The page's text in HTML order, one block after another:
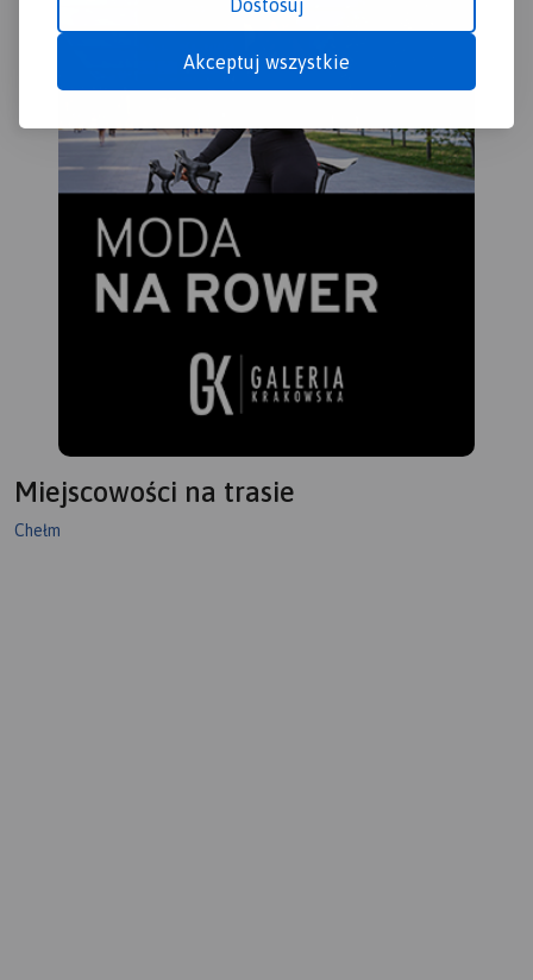
Akceptuj wszystkie
Miejscowości na trasie
Chełm